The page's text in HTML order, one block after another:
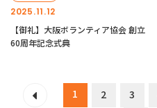
2025.11.12
【御礼】大阪ボランティア協会 創立
60周年記念式典
1 2 3